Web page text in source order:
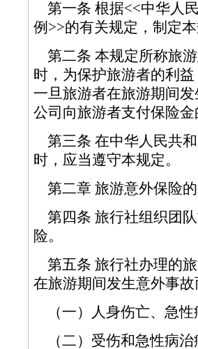
第一条 根据<<中华人
例>>的有关规定，制
第二条 本规定所称旅
时，为保护旅游者的利
一旦旅游者在旅游期间
公司向旅游者支付保
第三条 在中华人民共
时，应当遵守本规定。
第二章 旅游意外保
第四条 旅行社组织团
险。
第五条 旅行社办理的
在旅游期间发生意外
（一）人身伤亡、急
（二）受伤和急性